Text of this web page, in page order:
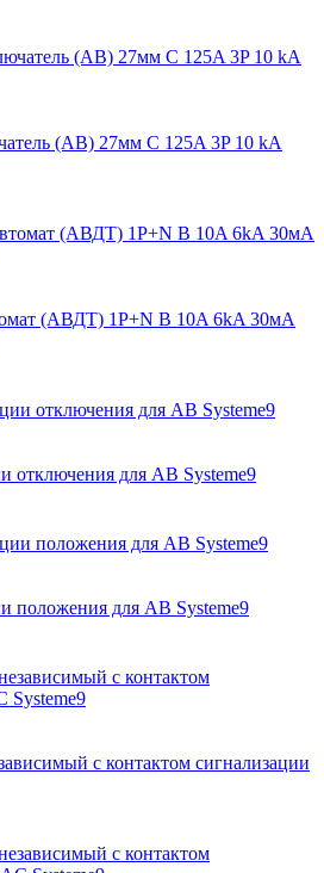
(АВ) 27мм C 125A 3P 10 kA
(АВДТ) 1P+N B 10A 6kA 30мА
отключения для АВ Systeme9
положения для АВ Systeme9
с контактом сигнализации